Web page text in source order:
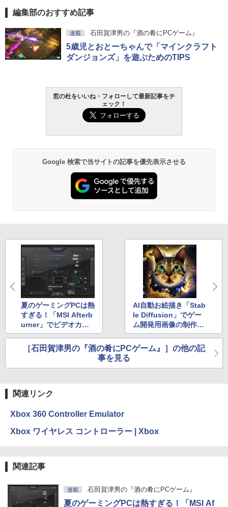
編集部のおすすめ記事
連載 石田賀津男の『酒の肴にPCゲーム』
5歳児とおとーちゃんで「マインクラフト
ダンジョンズ」を遊ぶためのTIPS
窓の杜をいいね・フォローして最新記事をチ
ェック！
Google 検索で当サイトの記事を優先表示させる
夏のゲーミングPCは熱
すぎる！「MSI Afterb
urner」でビデオカー
ドを省電力・低発熱に
AI自動お絵描き「Stab
le Diffusion」でゲー
ム開発用画像の制作に
挑戦
［石田賀津男の『酒の肴にPCゲーム』］の他の記
事を見る
関連リンク
Xbox 360 Controller Emulator
Xbox ワイヤレス コントローラー | Xbox
関連記事
連載 石田賀津男の『酒の肴にPCゲーム』
夏のゲーミングPCは熱すぎる！「MSI Af